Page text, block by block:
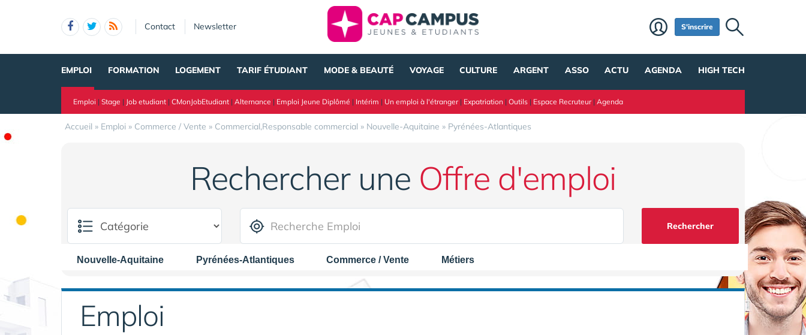
Contact Newsletter S'inscrire
EMPLOI FORMATION LOGEMENT TARIF ÉTUDIANT MODE & BEAUTÉ VOYAGE CULTURE ARGENT ASSO ACTU AGENDA HIGH TECH
Emploi | Stage | Job etudiant | CMonJobEtudiant | Alternance | Emploi Jeune Diplômé | Intérim | Un emploi à l'étranger| Expatriation | Outils | Espace Recruteur| Agenda
Accueil » Emploi » Commerce / Vente » Commercial,Responsable commercial » Nouvelle-Aquitaine » Pyrénées-Atlantiques
Rechercher une Offre d'emploi
Rechercher
Nouvelle-Aquitaine Pyrénées-Atlantiques Commerce / Vente Métiers
Emploi